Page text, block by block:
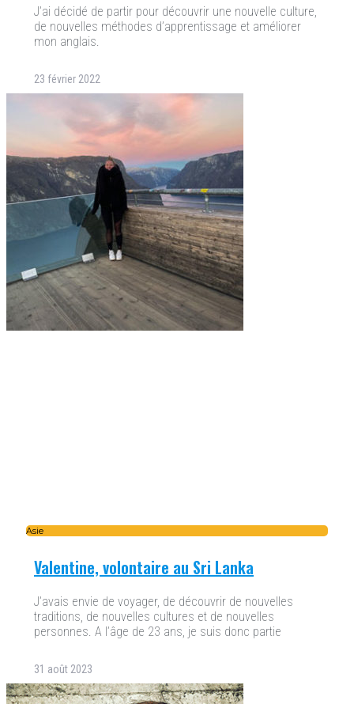
J’ai décidé de partir pour découvrir une nouvelle culture,
de nouvelles méthodes d’apprentissage et améliorer
mon anglais.
23 février 2022
Asie
Valentine, volontaire au Sri Lanka
J’avais envie de voyager, de découvrir de nouvelles
traditions, de nouvelles cultures et de nouvelles
personnes. A l’âge de 23 ans, je suis donc partie
31 août 2023